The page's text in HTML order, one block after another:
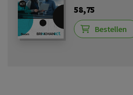
58,75
Bestellen